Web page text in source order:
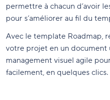
permettre à chacun d’avoir
pour s’améliorer au fil du
Avec le template Roadmap,
votre projet en un document
management visuel agile
facilement, en quelques clics.